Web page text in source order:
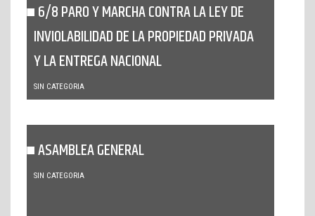
6/8 PARO Y MARCHA CONTRA LA LEY DE
INVIOLABILIDAD DE LA PROPIEDAD PRIVADA
Y LA ENTREGA NACIONAL
SIN CATEGORIA
ASAMBLEA GENERAL
SIN CATEGORIA